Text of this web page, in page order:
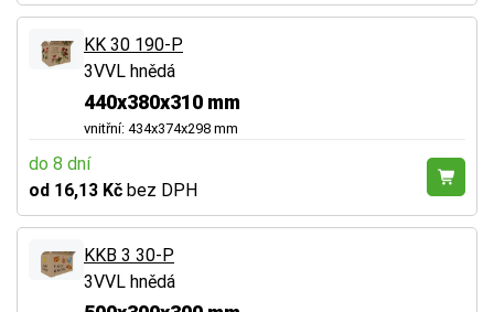
KK 30 190-P
3VVL hnědá
440x380x310 mm
vnitřní: 434x374x298 mm
do 8 dní
od 16,13 Kč bez DPH
KKB 3 30-P
3VVL hnědá